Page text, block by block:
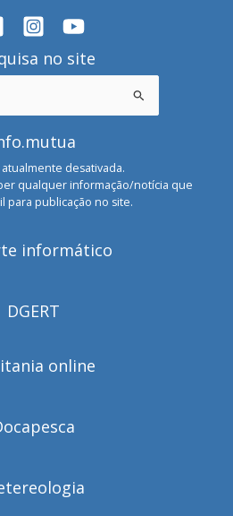
no site
desativada.
qualquer informação/notícia que
para publicação no site.
informático
DGERT
online